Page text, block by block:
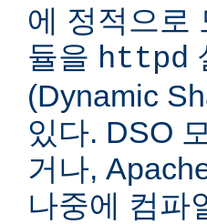
에 정적으로
듈을 httpd
(Dynamic
있다. DSO
거나,
나중에 컴파